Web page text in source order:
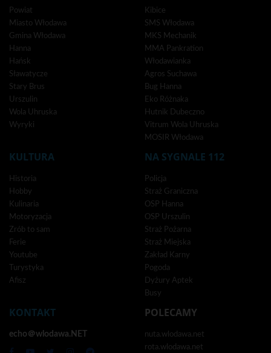
Powiat
Miasto Włodawa
Gmina Włodawa
Hanna
Hańsk
Sławatycze
Stary Brus
Urszulin
Wola Uhruska
Wyryki
Kibice
SMS Włodawa
MKS Mechanik
MMA Pankration
Włodawianka
Agros Suchawa
Bug Hanna
Eko Różnaka
Hutnik Dubeczno
Vitrum Wola Uhruska
MOSIR Włodawa
KULTURA
Historia
Hobby
Kulinaria
Motoryzacja
Zrób to sam
Ferie
Youtube
Turystyka
Afisz
NA SYGNALE 112
Policja
Straż Graniczna
OSP Hanna
OSP Urszulin
Straż Pożarna
Straż Miejska
Zakład Karny
Pogoda
Dyżury Aptek
Busy
KONTAKT
echo＠wlodawa.NET
POLECAMY
nuta.wlodawa.net
rota.wlodawa.net